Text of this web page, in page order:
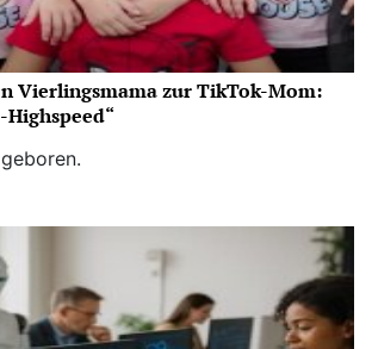
Vierlingsmama zur TikTok-Mom: